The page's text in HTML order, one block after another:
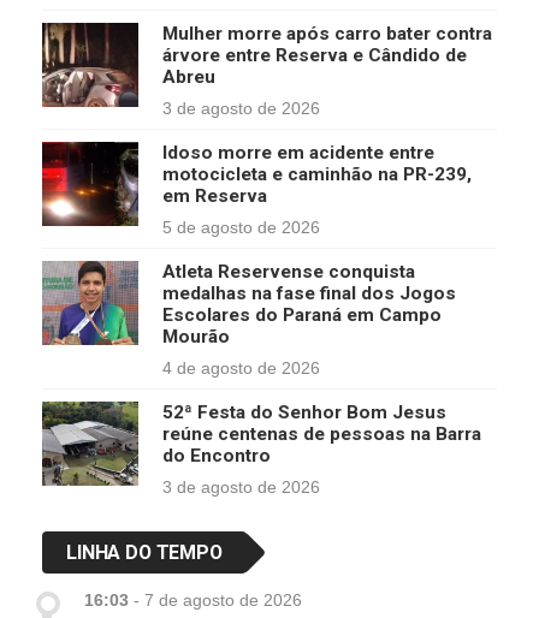
Mulher morre após carro bater contra
árvore entre Reserva e Cândido de
Abreu
3 de agosto de 2026
Idoso morre em acidente entre
motocicleta e caminhão na PR-239,
em Reserva
5 de agosto de 2026
Atleta Reservense conquista
medalhas na fase final dos Jogos
Escolares do Paraná em Campo
Mourão
4 de agosto de 2026
52ª Festa do Senhor Bom Jesus
reúne centenas de pessoas na Barra
do Encontro
3 de agosto de 2026
LINHA DO TEMPO
16:03 - 7 de agosto de 2026